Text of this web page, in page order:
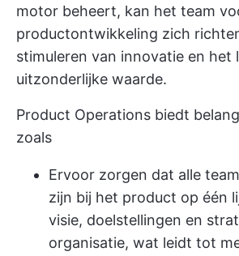
motor beheert, kan het team
productontwikkeling zich
stimuleren van innovatie en het
uitzonderlijke waarde.
Product Operations biedt
zoals
Ervoor zorgen dat alle
zijn bij het product op één
visie, doelstellingen en
organisatie, wat leidt tot